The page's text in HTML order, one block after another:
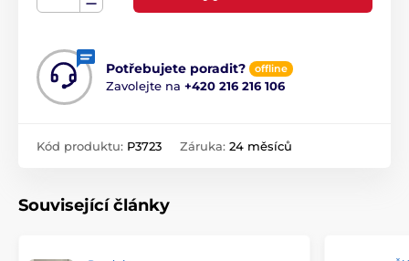
Potřebujete poradit? offline
Zavolejte na +420 216 216 106
Kód produktu: P3723 Záruka: 24 měsíců
Související články